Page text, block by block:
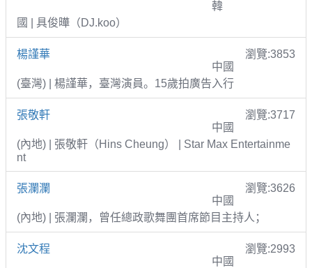
韓
國 | 具俊曄（DJ.koo）
楊謹華
瀏覽:3853
中國
(臺灣) | 楊謹華，臺灣演員。15歲拍廣告入行
張敬軒
瀏覽:3717
中國
(內地) | 張敬軒（Hins Cheung） | Star Max Entertainme
nt
張瀾瀾
瀏覽:3626
中國
(內地) | 張瀾瀾，曾任總政歌舞團首席節目主持人；
沈文程
瀏覽:2993
中國